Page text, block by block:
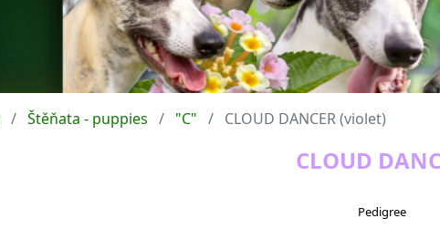
Štěňata - puppies "C" CLOUD DANCER (violet)
CLOUD
Pedigree